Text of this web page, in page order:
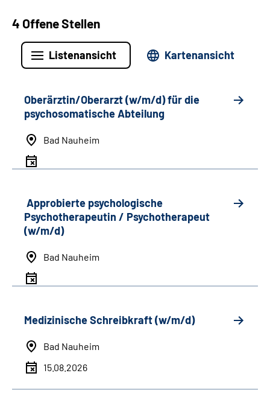
4 Offene Stellen
Listenansicht Kartenansicht
Oberärztin/Oberarzt (w/m/d) für die
psychosomatische Abteilung
Bad Nauheim
Approbierte psychologische
Psychotherapeutin / Psychotherapeut
(w/m/d)
Bad Nauheim
Medizinische Schreibkraft (w/m/d)
Bad Nauheim
15.08.2026